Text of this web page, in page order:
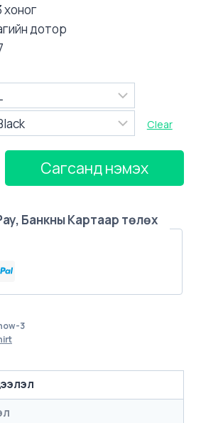
хоног
дотор
Clear
Сагсанд нэмэх
Банкны Картаар төлөх
3